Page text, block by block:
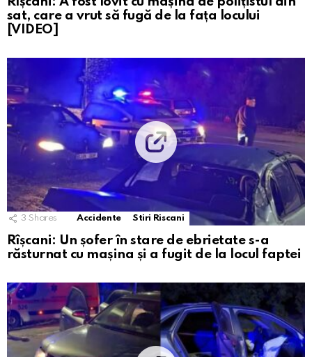
sat, care a vrut să fugă de la fața locului
[VIDEO]
3 Shares Accidente Stiri Riscani
Rîșcani: Un șofer în stare de ebrietate s-a
răsturnat cu mașina și a fugit de la locul faptei